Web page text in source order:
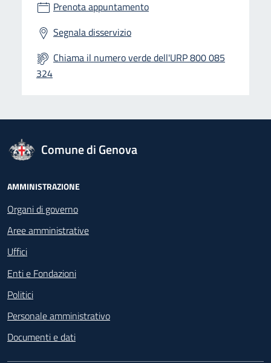
Prenota appuntamento
Segnala disservizio
Chiama il numero verde dell'URP 800 085
324
logo Unione Europea
Comune di Genova
Footer - Navigazione
AMMINISTRAZIONE
Organi di governo
Aree amministrative
Uffici
Enti e Fondazioni
Politici
Personale amministrativo
Documenti e dati